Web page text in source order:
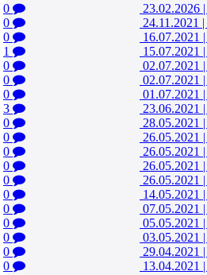
0 23.02.2026 |
0
24.11.2021 |
0
16.07.2021 |
1
15.07.2021 |
0
02.07.2021 |
0
02.07.2021 |
0
01.07.2021 |
3
23.06.2021 |
0
28.05.2021 |
0
26.05.2021 |
0
26.05.2021 |
0
26.05.2021 |
0
26.05.2021 |
0
14.05.2021 |
0
07.05.2021 |
0
05.05.2021 |
0
03.05.2021 |
0
29.04.2021 |
0
13.04.2021 |